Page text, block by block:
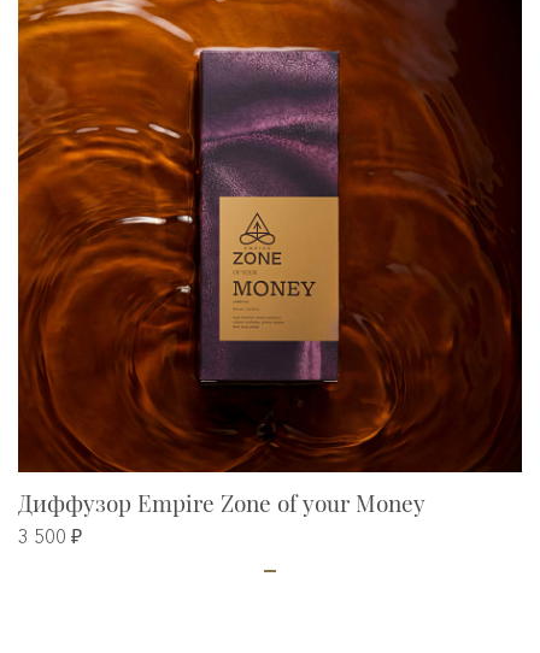
Диффузор Empire Zone of your Money
3 500 ₽